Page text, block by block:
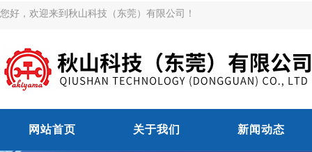
您好，欢迎来到秋山科技（东莞）有限公司！
网站首页 关于我们 新闻动态